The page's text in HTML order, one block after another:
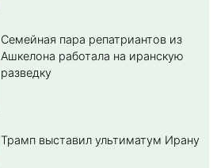
Семейная пара репатриантов из
Ашкелона работала на иранскую
разведку
Трамп выставил ультиматум Ирану